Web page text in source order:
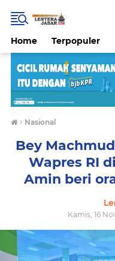
Home Terpopuler
› Nasional
Bey
Wapres RI
Amin beri
Kamis, 16